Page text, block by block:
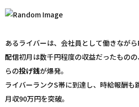
あるライバーは、会社員として働きなが
配信初月は数千円程度の収益だったもの
らの投げ銭が爆発。
ライバーランクS帯に到達し、時給報酬も
月収90万円を突破。